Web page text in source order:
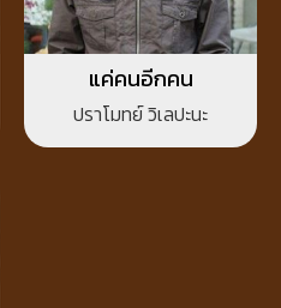
แค่คนอีกคน
ปราโมทย์ วิเลปะนะ